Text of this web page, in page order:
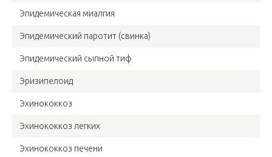
Эпидемическая миалгия
Эпидемический паротит (свинка)
Эпидемический сыпной тиф
Эризипелоид
Эхинококкоз
Эхинококкоз легких
Эхинококкоз печени